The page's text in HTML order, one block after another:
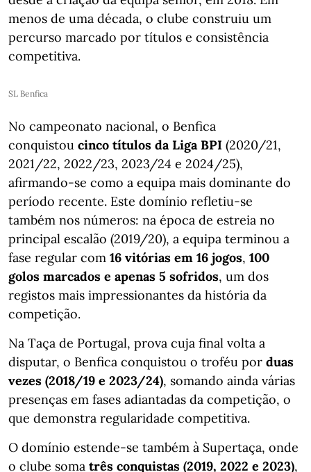
menos de uma década, o clube construiu um
percurso marcado por títulos e consistência
competitiva.
SL Benfica
No campeonato nacional, o Benfica
conquistou cinco títulos da Liga BPI (2020/21,
2021/22, 2022/23, 2023/24 e 2024/25),
afirmando-se como a equipa mais dominante do
período recente. Este domínio refletiu-se
também nos números: na época de estreia no
principal escalão (2019/20), a equipa terminou a
fase regular com 16 vitórias em 16 jogos, 100
golos marcados e apenas 5 sofridos, um dos
registos mais impressionantes da história da
competição.
Na Taça de Portugal, prova cuja final volta a
disputar, o Benfica conquistou o troféu por duas
vezes (2018/19 e 2023/24), somando ainda várias
presenças em fases adiantadas da competição, o
que demonstra regularidade competitiva.
O domínio estende-se também à Supertaça, onde
o clube soma três conquistas (2019, 2022 e 2023),